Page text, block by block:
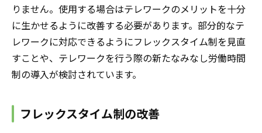
りません。使用する場合はテレワークのメリットを十分
に生かせるように改善する必要があります。部分的なテ
レワークに対応できるようにフレックスタイム制を見直
すことや、テレワークを行う際の新たなみなし労働時間
制の導入が検討されています。
フレックスタイム制の改善